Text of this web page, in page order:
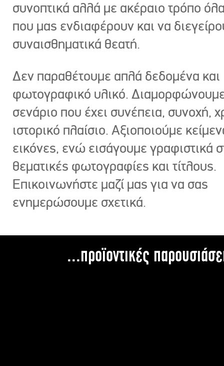
συνοπτικά αλλά με ακέραιο τρόπο
που μας ενδιαφέρουν και να
συναισθηματικά θεατή.
Δεν παραθέτουμε απλά δεδομένα και
φωτογραφικό υλικό.
σενάριο που έχει συνέπεια, συνοχή,
ιστορικό πλαίσιο. Αξιοποιούμε
εικόνες, ενώ εισάγουμε γραφιστικά
θεματικές φωτογραφίες και τίτλους.
Επικοινωνήστε μαζί μας για να σας
ενημερώσουμε σχετικά.
...προϊοντικές